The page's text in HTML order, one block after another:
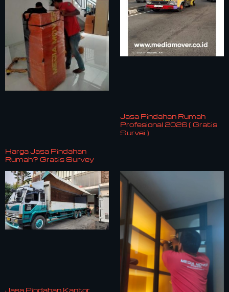
Harga Jasa Pindahan
Rumah? Gratis Survey
Jasa Pindahan Rumah
Profesional 2026 ( Gratis
Survei )
Jasa Pindahan Kantor